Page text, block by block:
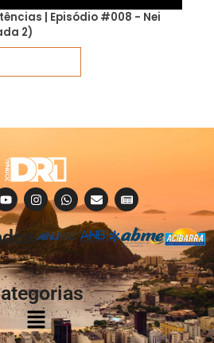
| Episódio #008 - Nei
2)